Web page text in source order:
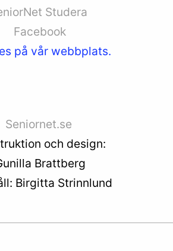
Studera
Facebook
på vår webbplats.
Seniornet.se
och design:
Brattberg
Birgitta Strinnlund